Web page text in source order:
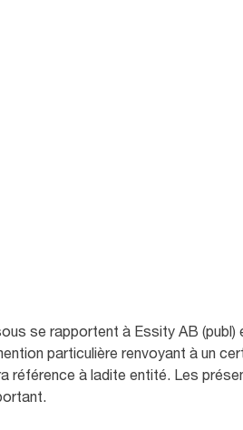
se rapportent à Essity AB (publ)
particulière renvoyant à un
référence à ladite entité. Les